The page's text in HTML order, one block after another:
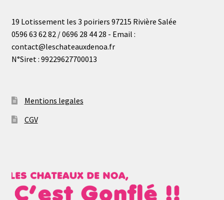
19 Lotissement les 3 poiriers 97215 Rivière Salée
0596 63 62 82 / 0696 28 44 28 - Email :
contact@leschateauxdenoa.fr
N°Siret : 99229627700013
Mentions legales
CGV